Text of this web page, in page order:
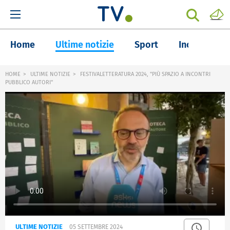
Home Ultime notizie Sport Inchieste
HOME ULTIME NOTIZIE
FESTIVALETTERATURA 2024, "PIÙ SPAZIO A INCONTRI
PUBBLICO AUTORI"
ULTIME NOTIZIE 05 SETTEMBRE 2024